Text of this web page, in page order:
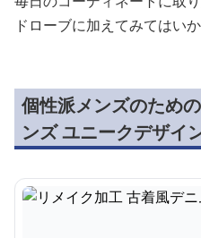
ワイドなシルエットながら
る絶妙なバランスで、メン
海を背景にしたようなスタ
クススタイルにもぴったり
毎日のコーディネートに取
ドローブに加えてみてはい